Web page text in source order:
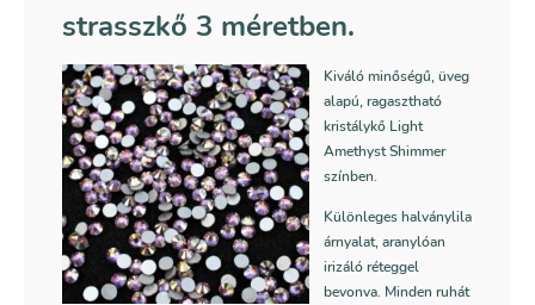
strasszkő 3 méretben.
Kiváló minőségű, üveg
alapú, ragasztható
kristálykő Light
Amethyst Shimmer
színben.
Különleges halványlila
árnyalat, aranylóan
irizáló réteggel
bevonva. Minden ruhát